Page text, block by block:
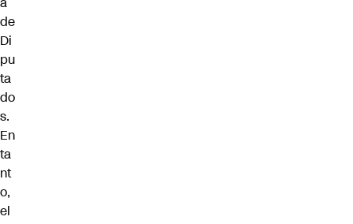
de
Di
pu
ta
do
s.
En
ta
nt
o,
el